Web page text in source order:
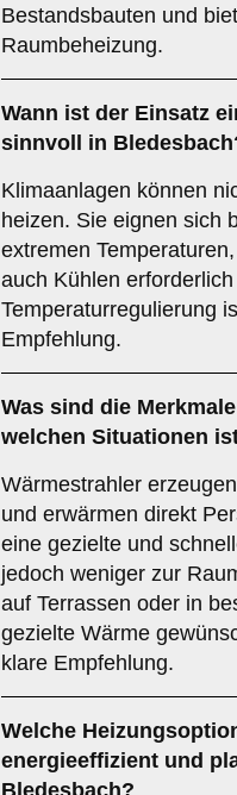
Bestandsbauten und
Raumbeheizung.
Wann ist der Einsatz
sinnvoll in
Klimaanlagen können
heizen. Sie eignen sich
extremen
auch Kühlen
Temperaturregulierung
Empfehlung.
Was sind die
welchen Situationen
Wärmestrahler
und erwärmen direkt
eine gezielte und
jedoch weniger zur
auf Terrassen oder in
gezielte Wärme
klare Empfehlung.
Welche
energieeffizient und
Bledesbach?